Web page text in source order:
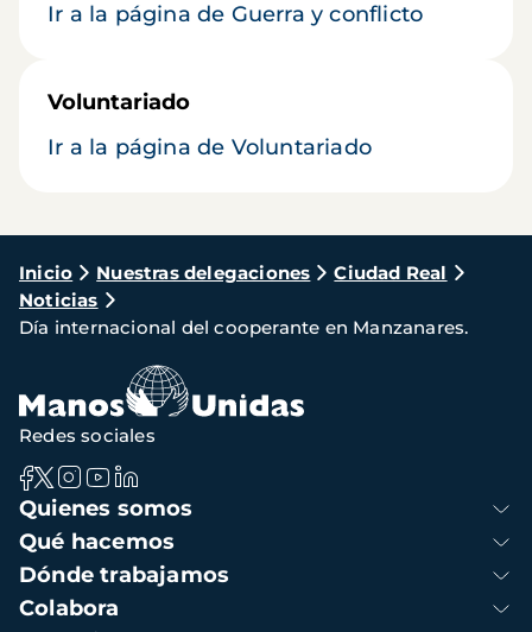
Ir a la página de Guerra y conflicto
Voluntariado
Ir a la página de Voluntariado
Ruta
de
navegación
Inicio Nuestras delegaciones
Ciudad Real
Noticias
Día internacional del cooperante en Manzanares.
Navegación
principal
Quienes somos
Qué hacemos
Dónde trabajamos
Colabora
Redes sociales